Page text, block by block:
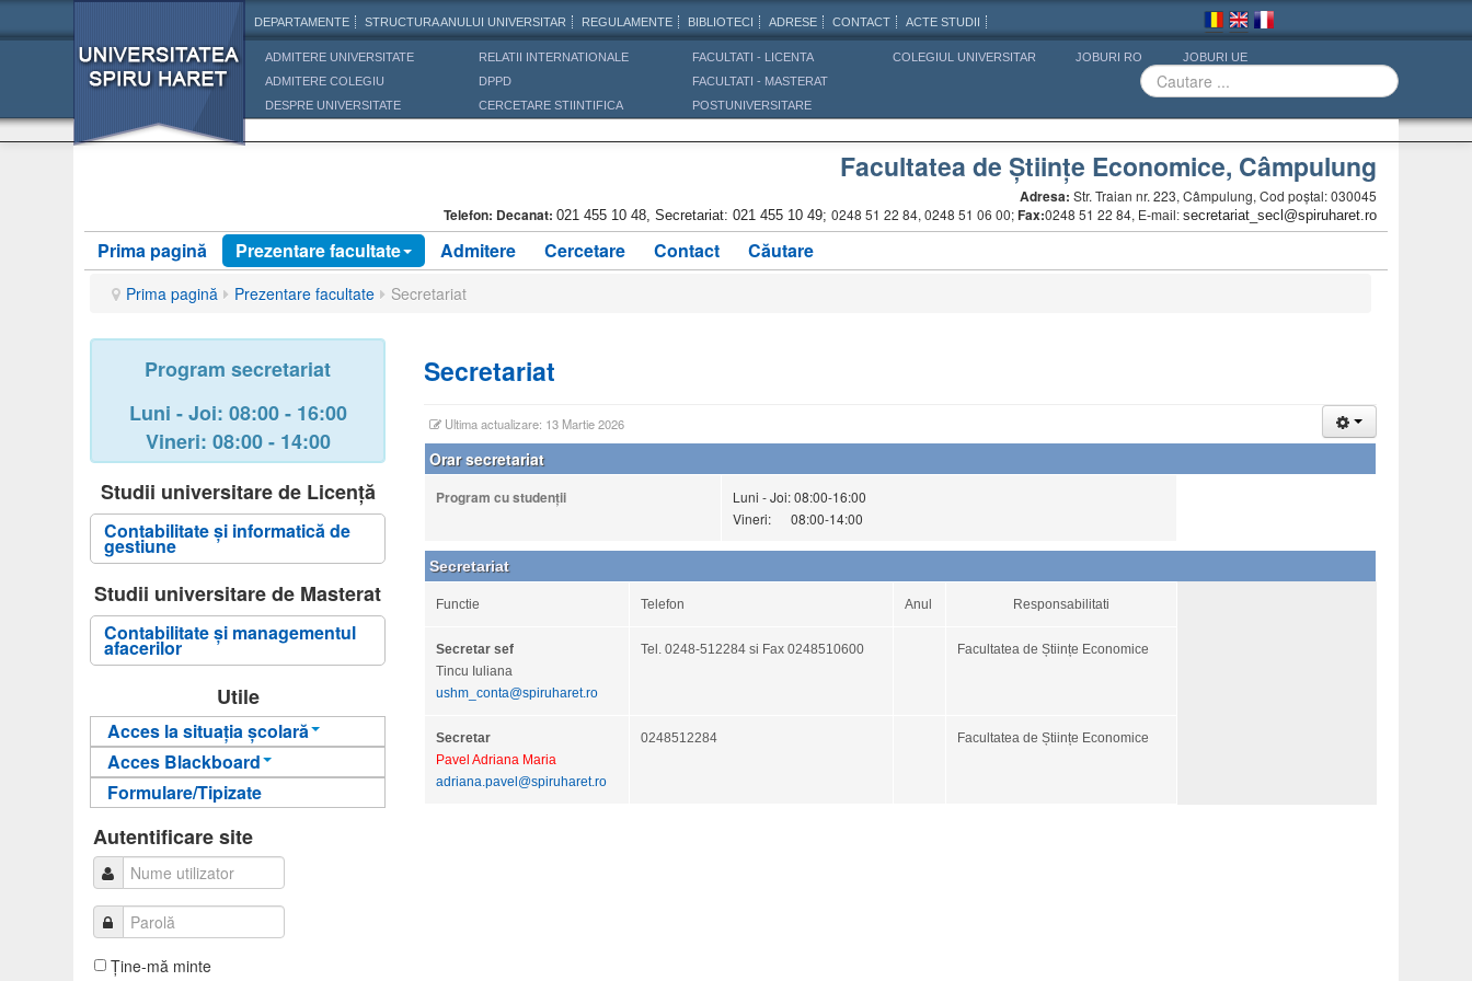
DEPARTAMENTE STRUCTURA ANULUI UNIVERSITAR REGULAMENTE BIBLIOTECI ADRESE CONTACT ACTE STUDII
ADMITERE UNIVERSITATE
ADMITERE COLEGIU
DESPRE UNIVERSITATE
RELATII INTERNATIONALE
DPPD
CERCETARE STIINTIFICA
FACULTATI - LICENTA
FACULTATI - MASTERAT
POSTUNIVERSITARE
COLEGIUL UNIVERSITAR JOBURI RO JOBURI UE
Facultatea de Științe Economice, Câmpulung
Adresa: Str. Traian nr. 223, Câmpulung, Cod poștal: 030045
Telefon: Decanat: 021 455 10 48, Secretariat: 021 455 10 49; 0248 51 22 84, 0248 51 06 00;Fax:0248 51 22 84, E-mail: secretariat_secl@spiruharet.ro
Prima pagină Prezentare facultate Admitere Cercetare Contact Căutare
Prima pagină Prezentare facultate Secretariat
Program secretariat
Luni - Joi: 08:00 - 16:00
Vineri: 08:00 - 14:00
Studii universitare de Licență
Contabilitate și informatică de
gestiune
Studii universitare de Masterat
Contabilitate şi managementul
afacerilor
Utile
Acces la situația școlară
Informații pentru acces
Autentificare
Acces Blackboard
Informații pentru acces
Autentificare
Formulare/Tipizate
Autentificare site
Ţine-mă minte
Secretariat
Ultima actualizare: 13 Martie 2026
Orar secretariat
Program cu studenţii
Luni - Joi: 08:00-16:00
Vineri: 08:00-14:00
Secretariat
Functie Telefon Anul Responsabilitati
Secretar sef
Tincu Iuliana
ushm_conta@spiruharet.ro
Tel. 0248-512284 si Fax 0248510600 Facultatea de Științe Economice
Secretar
Pavel Adriana Maria
adriana.pavel@spiruharet.ro
0248512284 Facultatea de Științe Economice